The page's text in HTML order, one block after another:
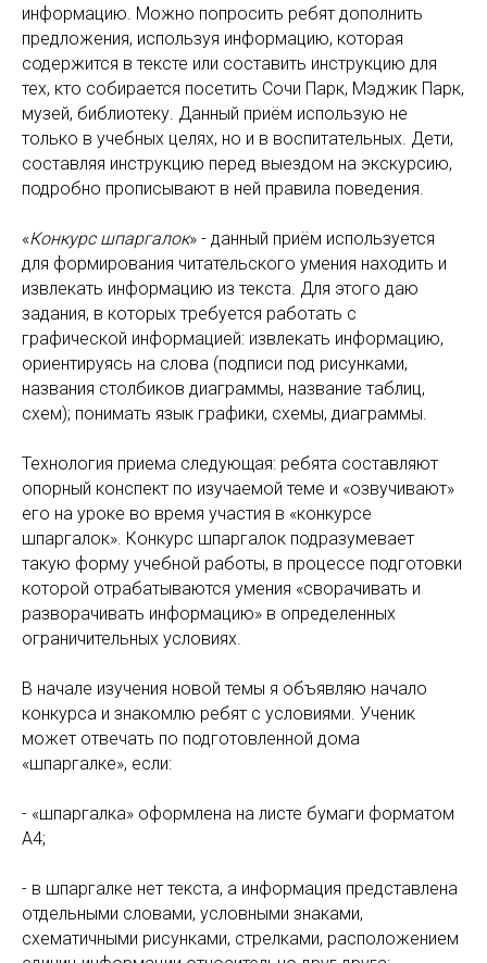
информацию. Можно попросить ребят дополнить
предложения, используя информацию, которая
содержится в тексте или составить инструкцию для
тех, кто собирается посетить Сочи Парк, Мэджик Парк,
музей, библиотеку. Данный приём использую не
только в учебных целях, но и в воспитательных. Дети,
составляя инструкцию перед выездом на экскурсию,
подробно прописывают в ней правила поведения.
«Конкурс шпаргалок» - данный приём используется
для формирования читательского умения находить и
извлекать информацию из текста. Для этого даю
задания, в которых требуется работать с
графической информацией: извлекать информацию,
ориентируясь на слова (подписи под рисунками,
названия столбиков диаграммы, название таблиц,
схем); понимать язык графики, схемы, диаграммы.
Технология приема следующая: ребята составляют
опорный конспект по изучаемой теме и «озвучивают»
его на уроке во время участия в «конкурсе
шпаргалок». Конкурс шпаргалок подразумевает
такую форму учебной работы, в процессе подготовки
которой отрабатываются умения «сворачивать и
разворачивать информацию» в определенных
ограничительных условиях.
В начале изучения новой темы я объявляю начало
конкурса и знакомлю ребят с условиями. Ученик
может отвечать по подготовленной дома
«шпаргалке», если:
- «шпаргалка» оформлена на листе бумаги форматом
А4;
- в шпаргалке нет текста, а информация представлена
отдельными словами, условными знаками,
схематичными рисунками, стрелками, расположением